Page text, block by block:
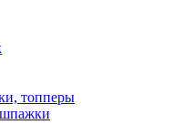
топперы
шпажки